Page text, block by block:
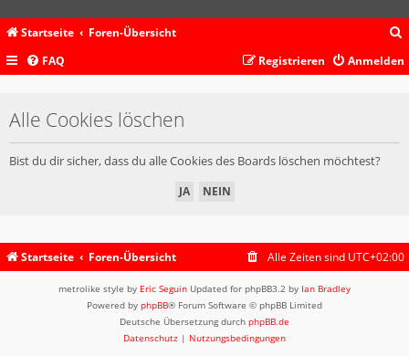
Startseite Foren-Übersicht
c
FAQ Anmelden
Registrieren
Alle Cookies löschen
Bist du dir sicher, dass du alle Cookies des Boards löschen möchtest?
Startseite Foren-Übersicht Alle Zeiten sind UTC+02:00
metrolike style by Eric Seguin Updated for phpBB3.2 by Ian Bradley
Powered by phpBB® Forum Software © phpBB Limited
Deutsche Übersetzung durch phpBB.de
Datenschutz | Nutzungsbedingungen